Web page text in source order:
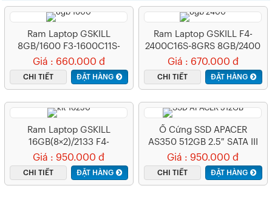
Ram Laptop GSKILL
8GB/1600 F3-1600C11S-
8GRSL DDR3L
Giá : 660.000 đ
CHI TIẾT ĐẶT HÀNG
Ram Laptop GSKILL F4-
2400C16S-8GRS 8GB/2400
Giá : 670.000 đ
CHI TIẾT ĐẶT HÀNG
Ram Laptop GSKILL
16GB(8×2)/2133 F4-
2133C15D-16GRS
Giá : 950.000 đ
CHI TIẾT ĐẶT HÀNG
Ổ Cứng SSD APACER
AS350 512GB 2.5″ SATA III
Giá : 950.000 đ
CHI TIẾT ĐẶT HÀNG